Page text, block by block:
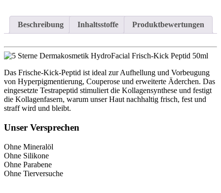
Beschreibung Inhaltsstoffe Produktbewertungen
Das Frische-Kick-Peptid ist ideal zur Aufhellung und Vorbeugung
von Hyperpigmentierung, Couperose und erweiterte Äderchen. Das
eingesetzte Testrapeptid stimuliert die Kollagensynthese und festigt
die Kollagenfasern, warum unser Haut nachhaltig frisch, fest und
straff wird und bleibt.
Unser Versprechen
Ohne Mineralöl
Ohne Silikone
Ohne Parabene
Ohne Tierversuche